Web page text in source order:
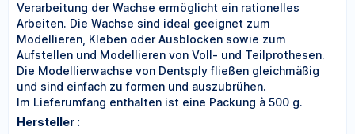
Verarbeitung der Wachse ermöglicht ein rationelles
Arbeiten. Die Wachse sind ideal geeignet zum
Modellieren, Kleben oder Ausblocken sowie zum
Aufstellen und Modellieren von Voll- und Teilprothesen.
Die Modellierwachse von Dentsply fließen gleichmäßig
und sind einfach zu formen und auszubrühen.
Im Lieferumfang enthalten ist eine Packung à 500 g.
Hersteller :